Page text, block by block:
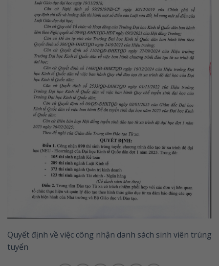
Quyết định về việc công nhận danh sách sinh viên trúng
tuyển